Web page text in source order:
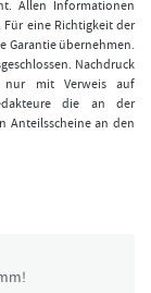
Allen Informationen
eine Richtigkeit der
Garantie übernehmen.
Nachdruck
nur mit Verweis auf
die an der
Anteilsscheine an den